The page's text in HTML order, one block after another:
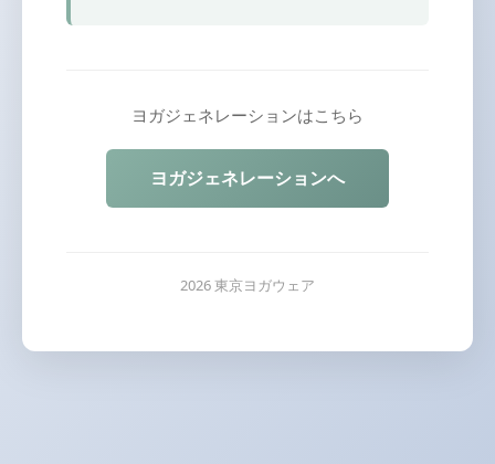
ヨガジェネレーションはこちら
ヨガジェネレーションへ
2026 東京ヨガウェア